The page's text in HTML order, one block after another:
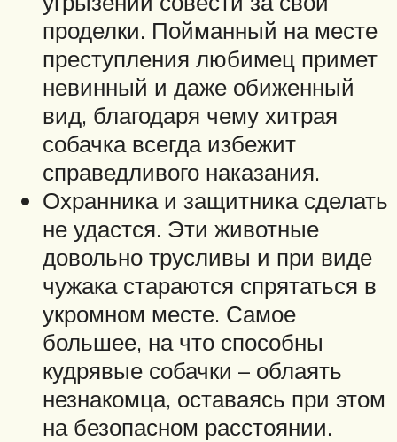
проделки. Пойманный на месте
преступления любимец примет
невинный и даже обиженный
вид, благодаря чему хитрая
собачка всегда избежит
справедливого наказания.
Охранника и защитника сделать
не удастся. Эти животные
довольно трусливы и при виде
чужака стараются спрятаться в
укромном месте. Самое
большее, на что способны
кудрявые собачки – облаять
незнакомца, оставаясь при этом
на безопасном расстоянии.